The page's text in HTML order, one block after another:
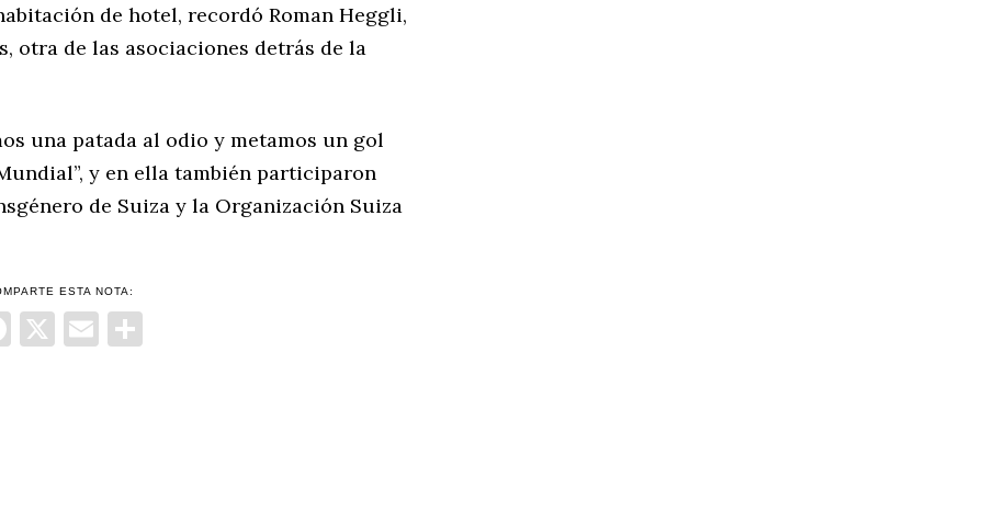
de hotel, recordó Roman Heggli,
otra de las asociaciones detrás de la
una patada al odio y metamos un gol
y en ella también participaron
de Suiza y la Organización Suiza
ESTA NOTA:
Facebook
X Email